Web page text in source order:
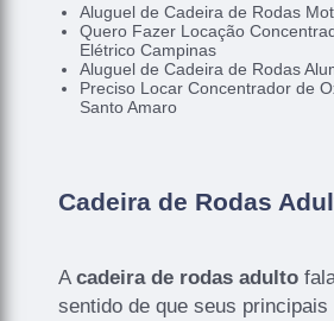
Aluguel de Cadeira de Rodas
Quero Fazer Locação
Elétrico Campinas
Aluguel de Cadeira de Rodas
Preciso Locar Concentrador de
Santo Amaro
Cadeira de Rodas
Acadeira de rodas adulto
sentido de que seus